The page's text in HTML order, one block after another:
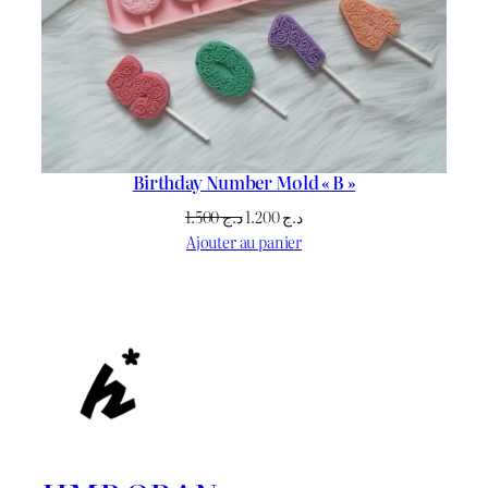
Birthday Number Mold « B »
د.ج1.500
Le
prix
د.ج1.200
Le
prix
Ajouter au panier